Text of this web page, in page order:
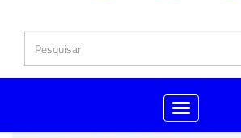
Toggle
navigation